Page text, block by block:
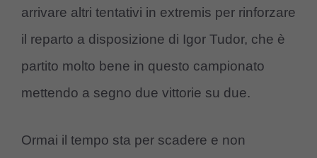
arrivare altri tentativi in extremis per rinforzare
il reparto a disposizione di Igor Tudor, che è
partito molto bene in questo campionato
mettendo a segno due vittorie su due.
Ormai il tempo sta per scadere e non